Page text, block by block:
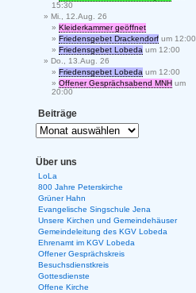
15:30
Mi., 12.Aug. 26
Kleiderkammer geöffnet
Friedensgebet Drackendorf um 12:00
Friedensgebet Lobeda um 12:00
Do., 13.Aug. 26
Friedensgebet Lobeda um 12:00
Offener Gesprächsabend MNH um
20:00
Beiträge
Über uns
LoLa
800 Jahre Peterskirche
Grüner Hahn
Evangelische Singschule Jena
Unsere Kirchen und Gemeindehäuser
Gemeindeleitung des KGV Lobeda
Ehrenamt im KGV Lobeda
Offener Gesprächskreis
Besuchsdienstkreis
Gottesdienste
Offene Kirche